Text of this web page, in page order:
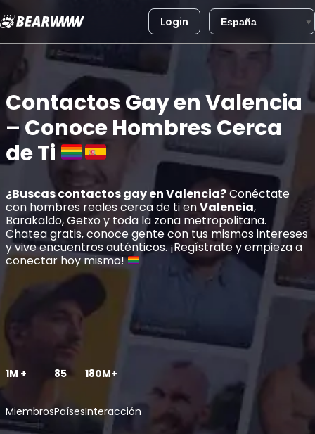
Saltar
Login
Contactos Gay en Valencia
– Conoce Hombres Cerca
de Ti
¿Buscas contactos gay enValencia?Conéctate
con hombres reales cerca de ti enValencia,
Barakaldo, Getxo y toda la zona metropolitana.
Chatea gratis, conoce gente con tus mismos intereses
y vive encuentros auténticos. ¡Regístrate y empieza a
conectar hoy mismo!
1M +
Miembros
85
Países
180M+
Interacción